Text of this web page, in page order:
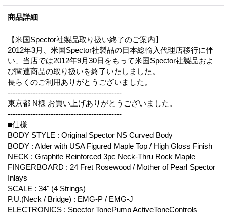
商品詳細
【米国Spector社製品取り扱い終了のご案内】
2012年3月、米国Spector社製品の日本総輸入代理店移行に伴
い、当店では2012年9月30日をもって米国Spector社製品およ
び関連商品の取り扱いを終了いたしました。
長らくのご利用ありがとうございました。
---------------------------------------------
東京都 N様 お買い上げありがとうございました。
---------------------------------------------
■仕様
BODY STYLE : Original Spector NS Curved Body
BODY : Alder with USA Figured Maple Top / High Gloss Finish
NECK : Graphite Reinforced 3pc Neck-Thru Rock Maple
FINGERBOARD : 24 Fret Rosewood / Mother of Pearl Spector
Inlays
SCALE : 34" (4 Strings)
P.U.(Neck / Bridge) : EMG-P / EMG-J
ELECTRONICS : Spector TonePump ActiveToneControls